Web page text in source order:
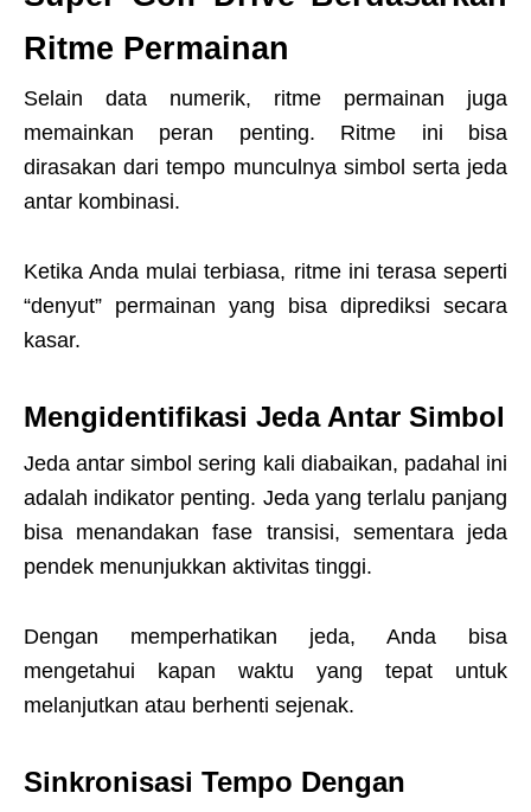
Ritme Permainan
Selain data numerik, ritme permainan juga
memainkan peran penting. Ritme ini bisa
dirasakan dari tempo munculnya simbol serta jeda
antar kombinasi.
Ketika Anda mulai terbiasa, ritme ini terasa seperti
“denyut” permainan yang bisa diprediksi secara
kasar.
Mengidentifikasi Jeda Antar Simbol
Jeda antar simbol sering kali diabaikan, padahal ini
adalah indikator penting. Jeda yang terlalu panjang
bisa menandakan fase transisi, sementara jeda
pendek menunjukkan aktivitas tinggi.
Dengan memperhatikan jeda, Anda bisa
mengetahui kapan waktu yang tepat untuk
melanjutkan atau berhenti sejenak.
Sinkronisasi Tempo Dengan